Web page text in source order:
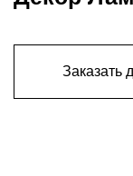
Заказать